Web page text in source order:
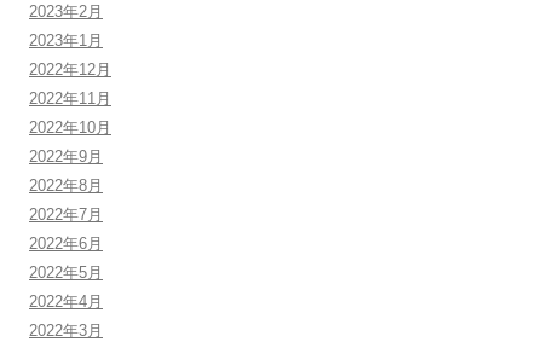
2023年2月
2023年1月
2022年12月
2022年11月
2022年10月
2022年9月
2022年8月
2022年7月
2022年6月
2022年5月
2022年4月
2022年3月